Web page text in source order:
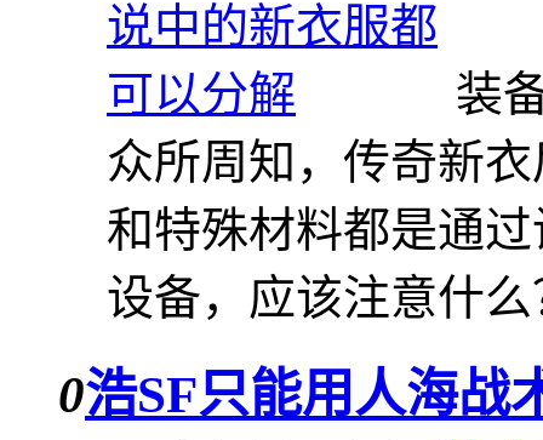
装
众所周知，传奇新
和特殊材料都是通
设备，应该注意什
0浩SF只能用人海战